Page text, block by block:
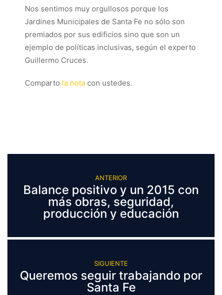
Nos sentimos muy orgullosos porque los
Jardines Municipales de ‪‎Santa Fe‬ no sólo son
premiados por sus edificios sino que son un
ejemplo de políticas inclusivas, según el experto
Guillermo Cruces.
Comparto la nota con ustedes.
ANTERIOR
Balance positivo y un 2015 con
más obras, seguridad,
producción y educación
SIGUIENTE
Queremos seguir trabajando por
Santa Fe